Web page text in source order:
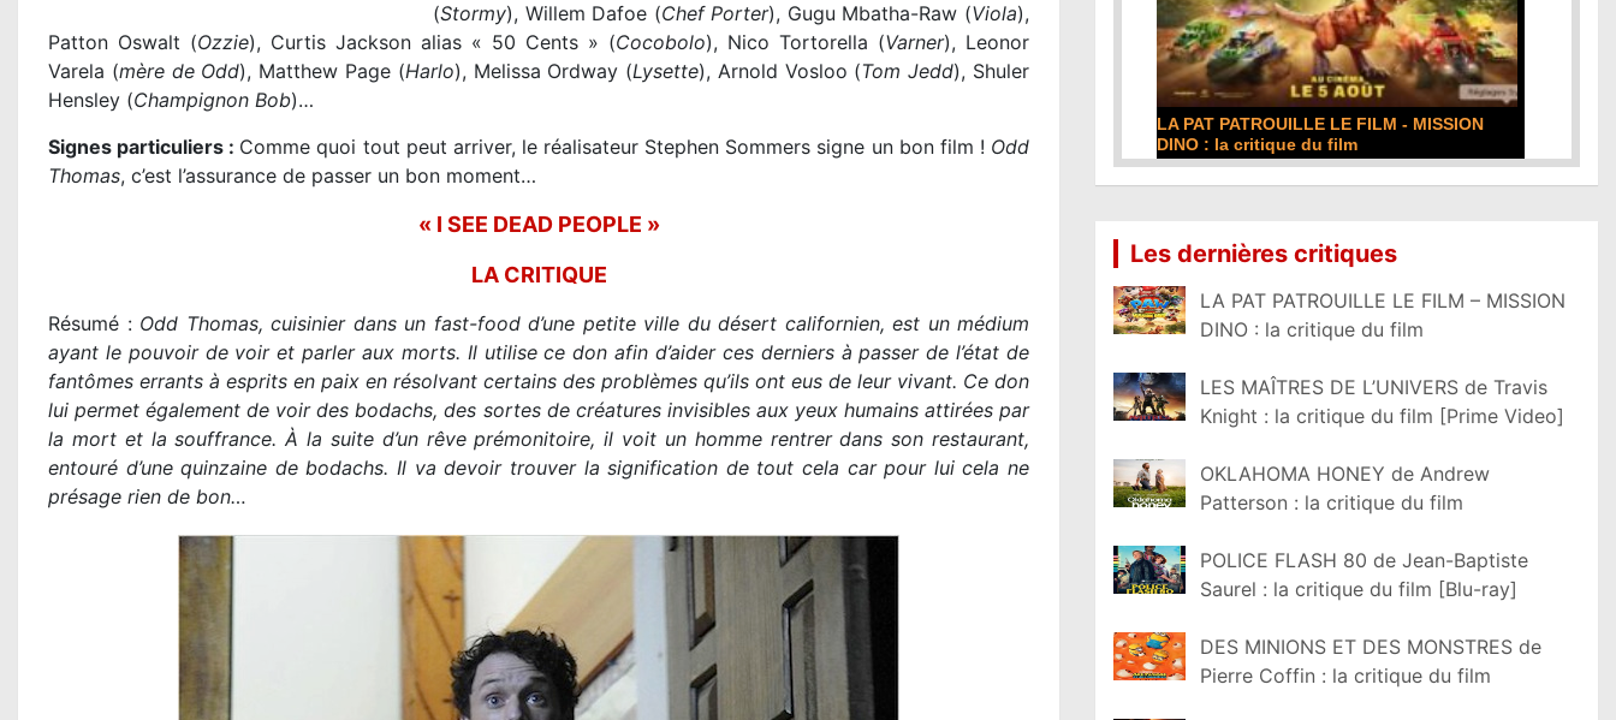
(Stormy), Willem Dafoe (Chef Porter), Gugu Mbatha-Raw (Viola),
Patton Oswalt (Ozzie), Curtis Jackson alias « 50 Cents » (Cocobolo), Nico Tortorella (Varner), Leonor
Varela (mère de Odd), Matthew Page (Harlo), Melissa Ordway (Lysette), Arnold Vosloo (Tom Jedd), Shuler
Hensley (Champignon Bob)…
Signes particuliers : Comme quoi tout peut arriver, le réalisateur Stephen Sommers signe un bon film ! Odd
Thomas, c’est l’assurance de passer un bon moment…
« I SEE DEAD PEOPLE »
LA CRITIQUE
Résumé : Odd Thomas, cuisinier dans un fast-food d’une petite ville du désert californien, est un médium
ayant le pouvoir de voir et parler aux morts. Il utilise ce don afin d’aider ces derniers à passer de l’état de
fantômes errants à esprits en paix en résolvant certains des problèmes qu’ils ont eus de leur vivant. Ce don
lui permet également de voir des bodachs, des sortes de créatures invisibles aux yeux humains attirées par
la mort et la souffrance. À la suite d’un rêve prémonitoire, il voit un homme rentrer dans son restaurant,
entouré d’une quinzaine de bodachs. Il va devoir trouver la signification de tout cela car pour lui cela ne
présage rien de bon…
DE LA COMÉDIE-FRANÇAISE : la critique du
film
Les dernières critiques
LA PAT PATROUILLE LE FILM – MISSION
DINO : la critique du film
LES MAÎTRES DE L’UNIVERS de Travis
Knight : la critique du film [Prime Video]
OKLAHOMA HONEY de Andrew
Patterson : la critique du film
POLICE FLASH 80 de Jean-Baptiste
Saurel : la critique du film [Blu-ray]
DES MINIONS ET DES MONSTRES de
Pierre Coffin : la critique du film